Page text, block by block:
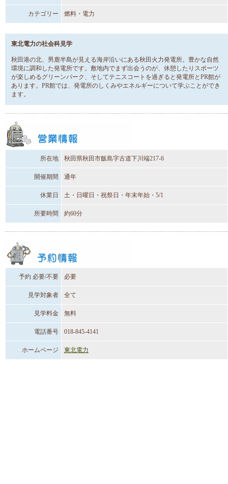
カテゴリー 燃料・電力
東北電力の社会科見学
秋田港の北、男鹿半島が見える海岸沿いにある秋田火力発電所。豊かな自然
環境に調和した発電所です。敷地内でまず出会うのが、休憩したりスポーツ
が楽しめるグリーンパーク、そしてテニスコートを過ぎると発電所とPR館が
あります。PR館では、発電所のしくみやエネルギーについて学ぶことができ
ます。
所在地 秋田県秋田市飯島字古道下川端217-6
開催期間 通年
休業日 土・日曜日・祝祭日・年末年始・5/1
所要時間 約60分
予約 必要/不要 必要
見学対象者 全て
見学料金 無料
電話番号 018-845-4141
ホームページ 東北電力